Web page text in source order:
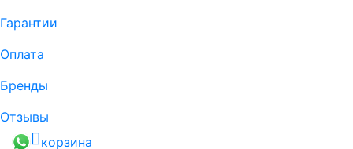
Гарантии
Оплата
Бренды
Отзывы
корзина